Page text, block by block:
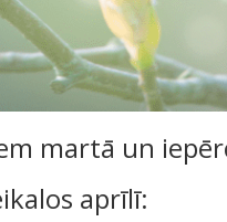
martā un
aprīlī: